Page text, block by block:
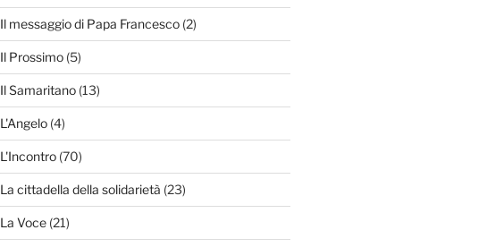
Il messaggio di Papa Francesco(2)
Il Prossimo(5)
Il Samaritano(13)
L'Angelo(4)
L'Incontro(70)
La cittadella della solidarietà (23)
La Voce(21)